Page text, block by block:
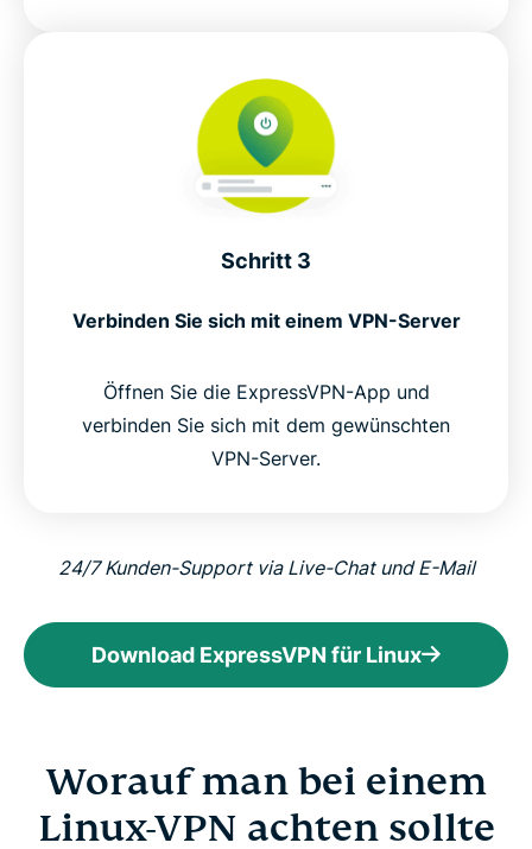
Schritt 3
Verbinden Sie sich mit einem VPN-Server
Öffnen Sie die ExpressVPN-App und
verbinden Sie sich mit dem gewünschten
VPN-Server.
24/7 Kunden-Support via Live-Chat und E-Mail
Download ExpressVPN für Linux
Worauf man bei einem
Linux-VPN achten sollte